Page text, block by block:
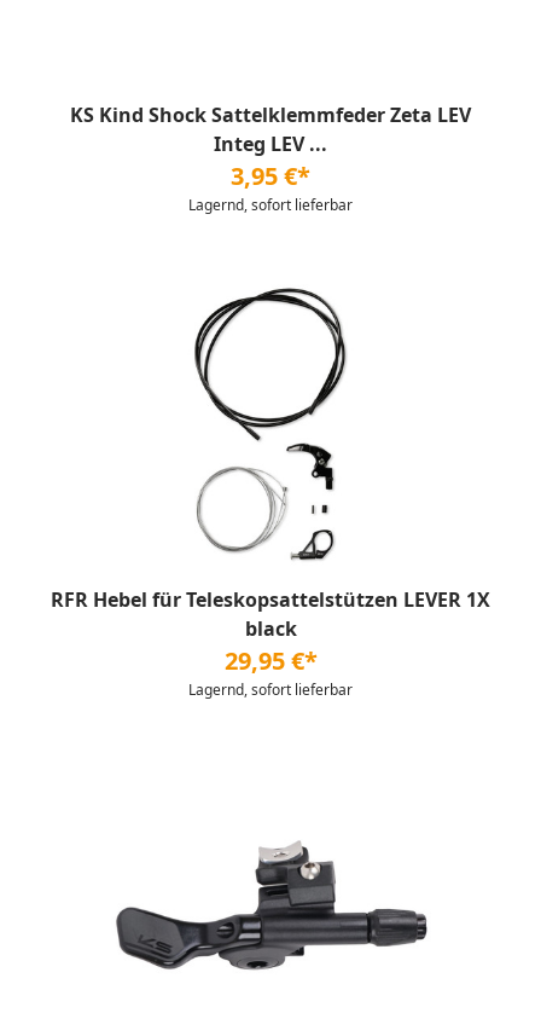
KS Kind Shock Sattelklemmfeder Zeta LEV
Integ LEV ...
3,95 €*
Lagernd, sofort lieferbar
RFR Hebel für Teleskopsattelstützen LEVER 1X
black
29,95 €*
Lagernd, sofort lieferbar